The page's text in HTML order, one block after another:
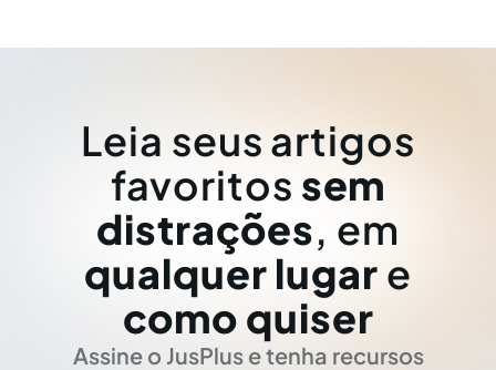
Leia seus artigos
favoritos sem
distrações, em
qualquer lugar e
como quiser
Assine o JusPlus e tenha recursos